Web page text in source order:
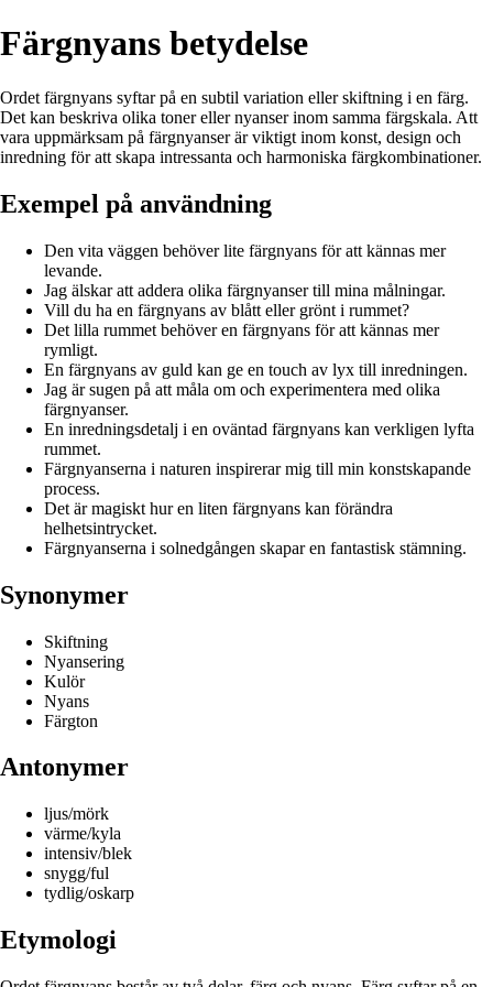
Färgnyans betydelse
Ordet färgnyans syftar på en subtil variation eller skiftning i en färg.
Det kan beskriva olika toner eller nyanser inom samma färgskala. Att
vara uppmärksam på färgnyanser är viktigt inom konst, design och
inredning för att skapa intressanta och harmoniska färgkombinationer.
Exempel på användning
Den vita väggen behöver lite färgnyans för att kännas mer
levande.
Jag älskar att addera olika färgnyanser till mina målningar.
Vill du ha en färgnyans av blått eller grönt i rummet?
Det lilla rummet behöver en färgnyans för att kännas mer
rymligt.
En färgnyans av guld kan ge en touch av lyx till inredningen.
Jag är sugen på att måla om och experimentera med olika
färgnyanser.
En inredningsdetalj i en oväntad färgnyans kan verkligen lyfta
rummet.
Färgnyanserna i naturen inspirerar mig till min konstskapande
process.
Det är magiskt hur en liten färgnyans kan förändra
helhetsintrycket.
Färgnyanserna i solnedgången skapar en fantastisk stämning.
Synonymer
Skiftning
Nyansering
Kulör
Nyans
Färgton
Antonymer
ljus/mörk
värme/kyla
intensiv/blek
snygg/ful
tydlig/oskarp
Etymologi